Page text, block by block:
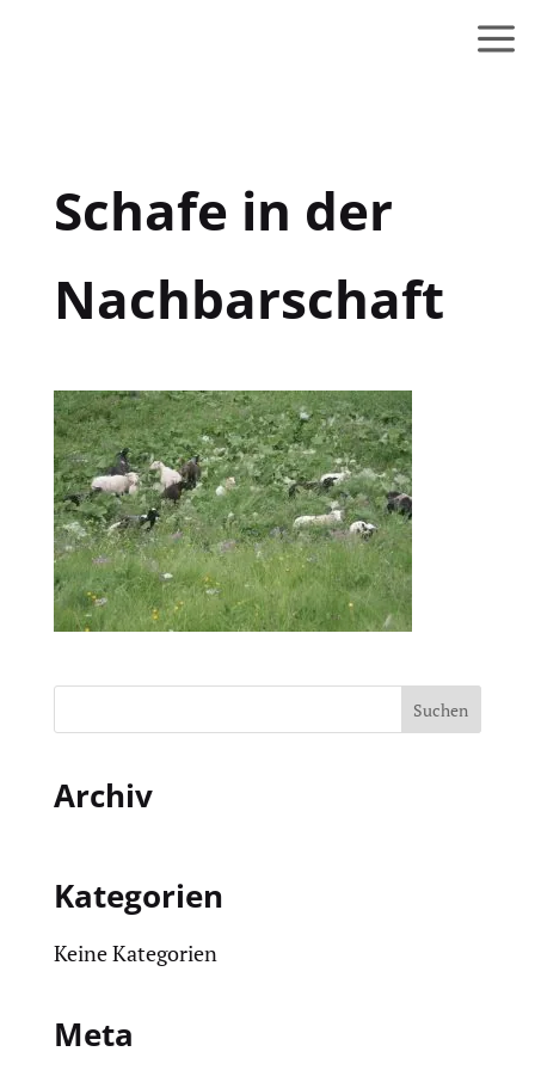
Schafe in der
Nachbarschaft
Archiv
Kategorien
Keine Kategorien
Meta